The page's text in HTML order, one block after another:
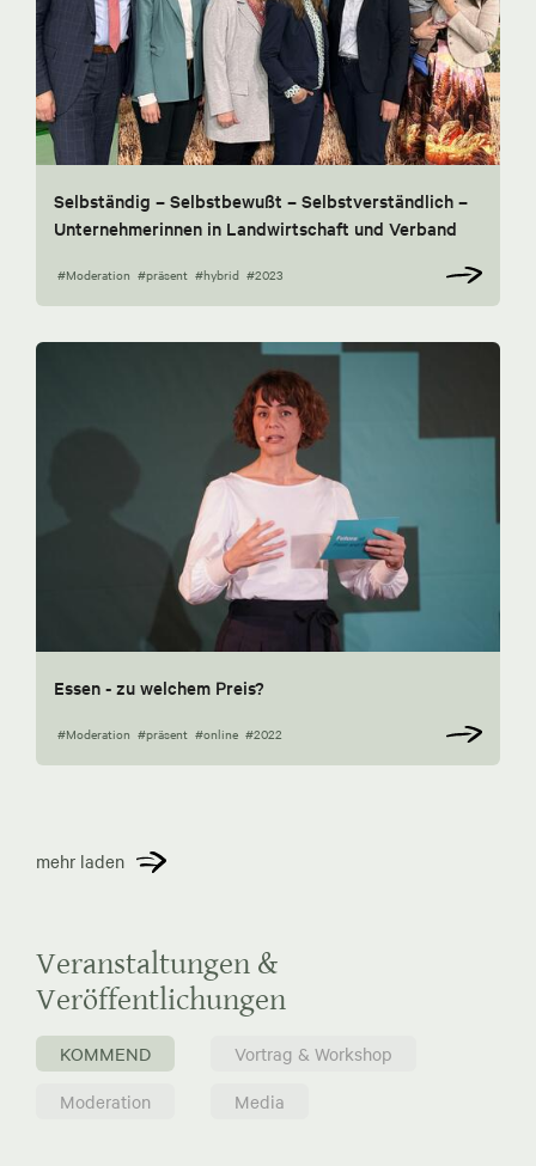
Selbständig – Selbstbewußt – Selbstverständlich –
Unternehmerinnen in Landwirtschaft und Verband
#Moderation #präsent #hybrid #2023
Essen - zu welchem Preis?
#Moderation #präsent #online #2022
mehr laden
Veranstaltungen &
Veröffentlichungen
KOMMEND
Vortrag & Workshop
Moderation
Media